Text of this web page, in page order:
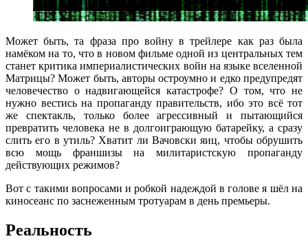
Может быть, та фраза про войну в трейлере как раз была
намёком на то, что в новом фильме одной из центральных тем
станет критика империалистических войн на языке вселенной
Матрицы? Может быть, авторы остроумно и едко предупредят
человечество о надвигающейся катастрофе? О том, что не
нужно вестись на пропаганду правительств, ибо это всё тот
же спектакль, только более агрессивный и пытающийся
превратить человека не в долгоиграющую батарейку, а сразу
слить его в утиль? Хватит ли Вачовски яиц, чтобы обрушить
всю мощь франшизы на милитаристскую пропаганду
действующих режимов?
Вот с такими вопросами и робкой надеждой в голове я шёл на
киносеанс по заснеженным тротуарам в день премьеры.
Реальность